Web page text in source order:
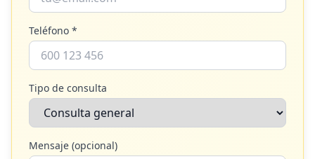
Teléfono *
Tipo de consulta
Mensaje (opcional)